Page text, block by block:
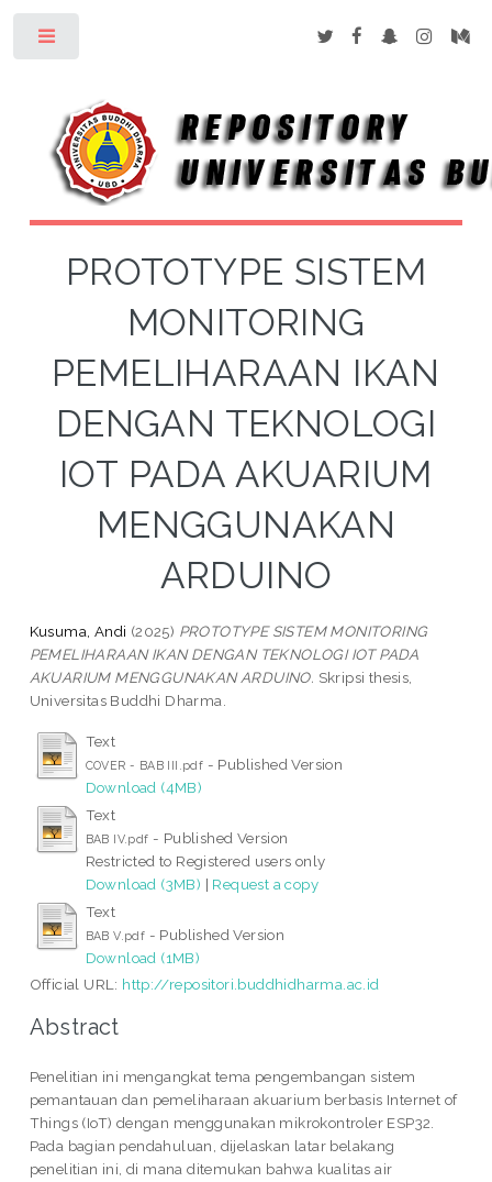
PROTOTYPE SISTEM
MONITORING
PEMELIHARAAN IKAN
DENGAN TEKNOLOGI
IOT PADA AKUARIUM
MENGGUNAKAN
ARDUINO
Kusuma, Andi (2025) PROTOTYPE SISTEM MONITORING
PEMELIHARAAN IKAN DENGAN TEKNOLOGI IOT PADA
AKUARIUM MENGGUNAKAN ARDUINO. Skripsi thesis,
Universitas Buddhi Dharma.
Text
COVER - BAB III.pdf - Published Version
Download (4MB)
Text
BAB IV.pdf - Published Version
Restricted to Registered users only
Download (3MB) | Request a copy
Text
BAB V.pdf - Published Version
Download (1MB)
Official URL: http://repositori.buddhidharma.ac.id
Abstract
Penelitian ini mengangkat tema pengembangan sistem
pemantauan dan pemeliharaan akuarium berbasis Internet of
Things (IoT) dengan menggunakan mikrokontroler ESP32.
Pada bagian pendahuluan, dijelaskan latar belakang
penelitian ini, di mana ditemukan bahwa kualitas air